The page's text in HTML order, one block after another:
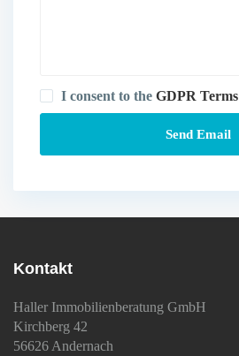
I consent to theGDPR Terms
Kontakt
Haller Immobilienberatung GmbH
Kirchberg 42
56626 Andernach